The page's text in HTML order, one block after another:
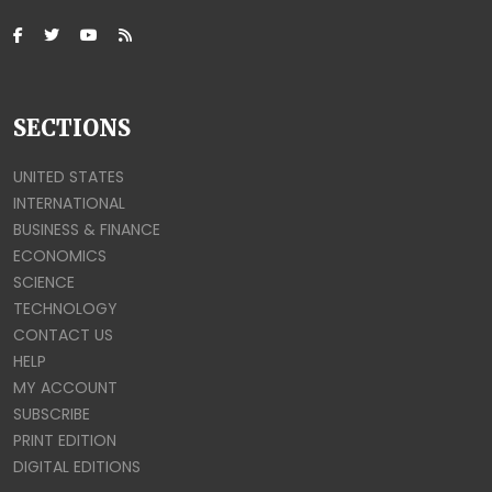
SECTIONS
UNITED STATES
INTERNATIONAL
BUSINESS & FINANCE
ECONOMICS
SCIENCE
TECHNOLOGY
CONTACT US
HELP
MY ACCOUNT
SUBSCRIBE
PRINT EDITION
DIGITAL EDITIONS